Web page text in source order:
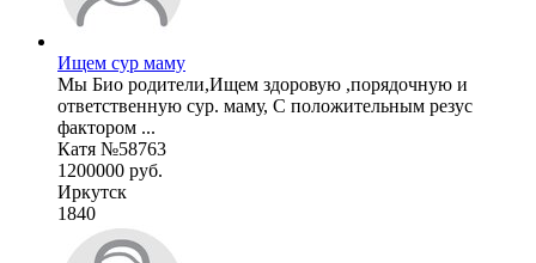
Ищем сур маму
Мы Био родители,Ищем здоровую ,порядочную и
ответственную сур. маму, С положительным резус
фактором ...
Катя №58763
1200000 руб.
Иркутск
1840